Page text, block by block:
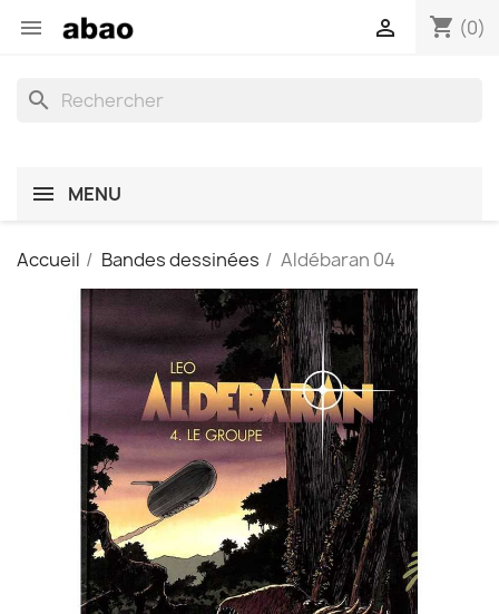
 shopping_cart (0)

search
MENU
Accueil Bandes dessinées Aldébaran 04